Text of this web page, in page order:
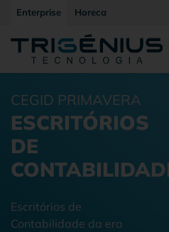
Enterprise Horeca
CEGID PRIMAVERA
ESCRITÓRIOS
DE
Escritórios de
Contabilidade da era